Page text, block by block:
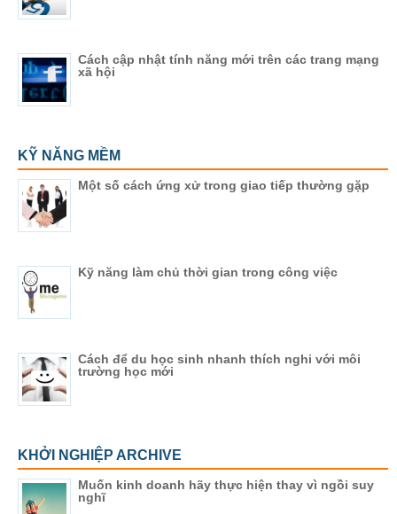
Cách cập nhật tính năng mới trên các trang mạng
xã hội
KỸ NĂNG MỀM
Một số cách ứng xử trong giao tiếp thường gặp
Kỹ năng làm chủ thời gian trong công việc
Cách để du học sinh nhanh thích nghi với môi
trường học mới
KHỞI NGHIỆP ARCHIVE
Muốn kinh doanh hãy thực hiện thay vì ngồi suy
nghĩ